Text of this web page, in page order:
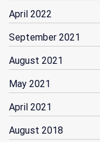
April 2022
September 2021
August 2021
May 2021
April 2021
August 2018